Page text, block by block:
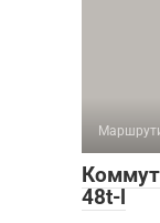
48t-l